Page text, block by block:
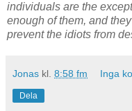
individuals are the
enough of them, and
prevent the idiots from
Jonas kl. 8:58 fm Inga
Dela